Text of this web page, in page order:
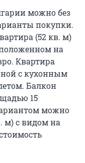
можно без
покупки.
(52 кв. м)
на
Квартира
с кухонным
Балкон
15
можно
м) с видом на